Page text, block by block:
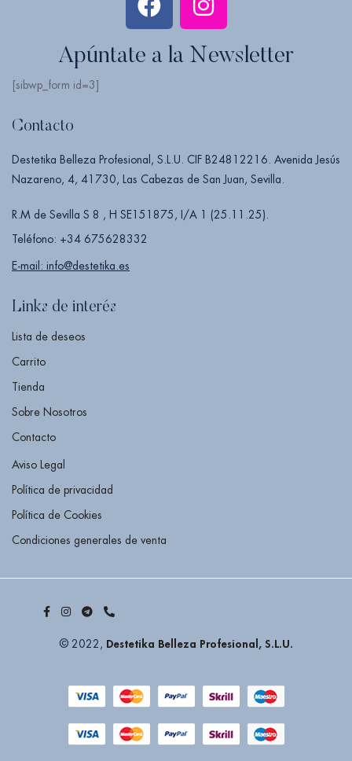
Apúntate a la Newsletter
[sibwp_form id=3]
Contacto
Destetika Belleza Profesional, S.L.U. CIF B24812216. Avenida Jesús
Nazareno, 4, 41730, Las Cabezas de San Juan, Sevilla.
R.M de Sevilla S 8 , H SE151875, I/A 1 (25.11.25).
Teléfono: +34 675628332
E-mail: info@destetika.es
Links de interés
Lista de deseos
Carrito
Tienda
Sobre Nosotros
Contacto
Aviso Legal
Política de privacidad
Política de Cookies
Condiciones generales de venta
© 2022, Destetika Belleza Profesional, S.L.U.